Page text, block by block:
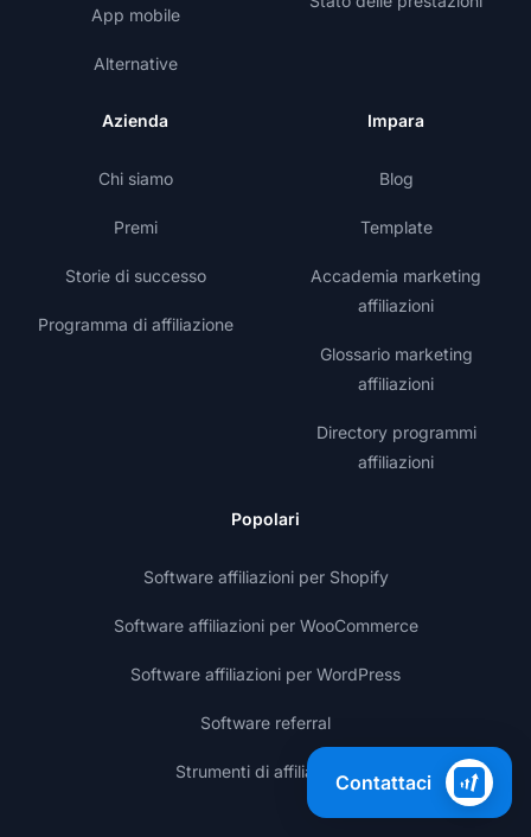
App mobile
Alternative
Azienda
Chi siamo
Premi
Storie di successo
Programma di affiliazione
Impara
Blog
Template
Accademia marketing
affiliazioni
Glossario marketing
affiliazioni
Directory programmi
affiliazioni
Popolari
Software affiliazioni per Shopify
Software affiliazioni per WooCommerce
Software affiliazioni per WordPress
Software referral
Strumenti di affiliazioneContattaci